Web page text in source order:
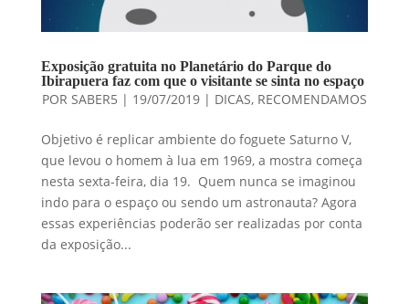
Exposição gratuita no Planetário do Parque do
Ibirapuera faz com que o visitante se sinta no espaço
POR SABER5 | 19/07/2019| DICAS, RECOMENDAMOS
Objetivo é replicar ambiente do foguete Saturno V,
que levou o homem à lua em 1969, a mostra começa
nesta sexta-feira, dia 19. Quem nunca se imaginou
indo para o espaço ou sendo um astronauta? Agora
essas experiências poderão ser realizadas por conta
da exposição...